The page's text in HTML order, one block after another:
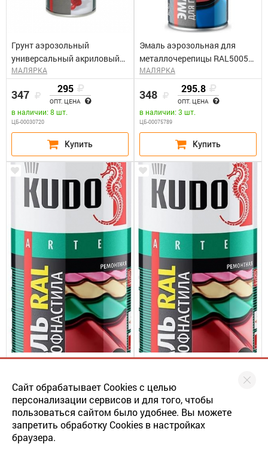
Грунт аэрозольный
универсальный акриловый
черный КУДО KU-2103 (0,52л)
МАЛЯРКА
347 295
ОПТ. ЦЕНА
в наличии: 8 шт.
ЦБ-00030720
Эмаль аэрозольная для
металлочерепицы RAL5005
сигнальный синий КУДО KU-
05005R (0,52л)
МАЛЯРКА
348 295.8
ОПТ. ЦЕНА
в наличии: 3 шт.
ЦБ-00075789
винно-красный КУДО KU-
03005R (0,52л)
МАЛЯРКА
363 308.6
ОПТ. ЦЕНА
в наличии: 1 шт.
ЦБ-00029133
металлочерепицы RAL3011
коричнево-красный КУДО
KU-03011R (0,52л)
МАЛЯРКА
363 308.6
ОПТ. ЦЕНА
в наличии: 1 шт.
Сайт обрабатывает Cookies с целью
персонализации сервисов и для того, чтобы
пользоваться сайтом было удобнее. Вы можете
запретить обработку Cookies в настройках
браузера.